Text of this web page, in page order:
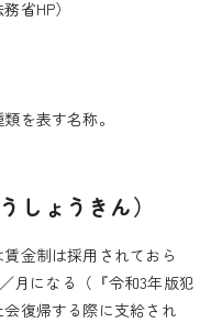
省HP）
を表す名称。
しょうきん）
金制は採用されておら
月になる（『令和3年版犯
復帰する際に支給され